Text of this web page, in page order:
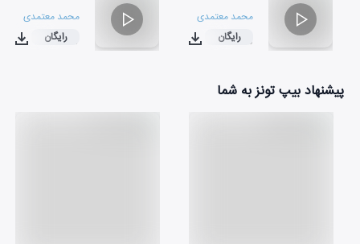
محمد معتمدی
۰۲:۴۵رایگان
محمد معتمدی
۰۳:۴۷
رایگان
پیشنهاد بیپ تونز به شما